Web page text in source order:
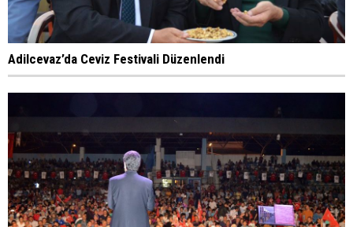
Adilcevaz’da Ceviz Festivali Düzenlendi